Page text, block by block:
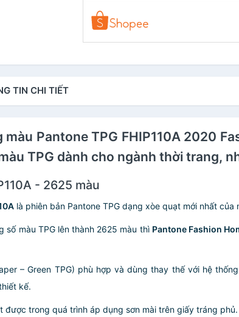
TIN CHI TIẾT
Pantone TPG FHIP110A 2020
TPG dành cho ngành thời trang,
- 2625 màu
là phiên bản Pantone TPG dạng xòe quạt mới nhất
số màu TPG lên thành 2625 màu thì Pantone Fashion
– Green TPG) phù hợp và dùng thay thế với hệ
kế.
được trong quá trình áp dụng sơn mài trên giấy tráng phủ.